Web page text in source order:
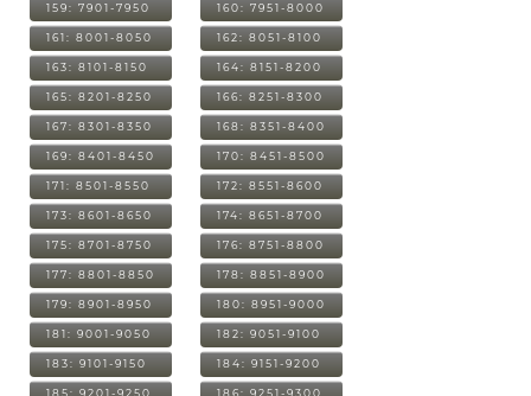
159: 7901-7950 160: 7951-8000
161: 8001-8050 162: 8051-8100
163: 8101-8150 164: 8151-8200
165: 8201-8250 166: 8251-8300
167: 8301-8350 168: 8351-8400
169: 8401-8450 170: 8451-8500
171: 8501-8550 172: 8551-8600
173: 8601-8650 174: 8651-8700
175: 8701-8750 176: 8751-8800
177: 8801-8850 178: 8851-8900
179: 8901-8950 180: 8951-9000
181: 9001-9050 182: 9051-9100
183: 9101-9150 184: 9151-9200
185: 9201-9250 186: 9251-9300